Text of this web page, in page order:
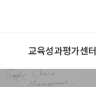
교육성과평가센터